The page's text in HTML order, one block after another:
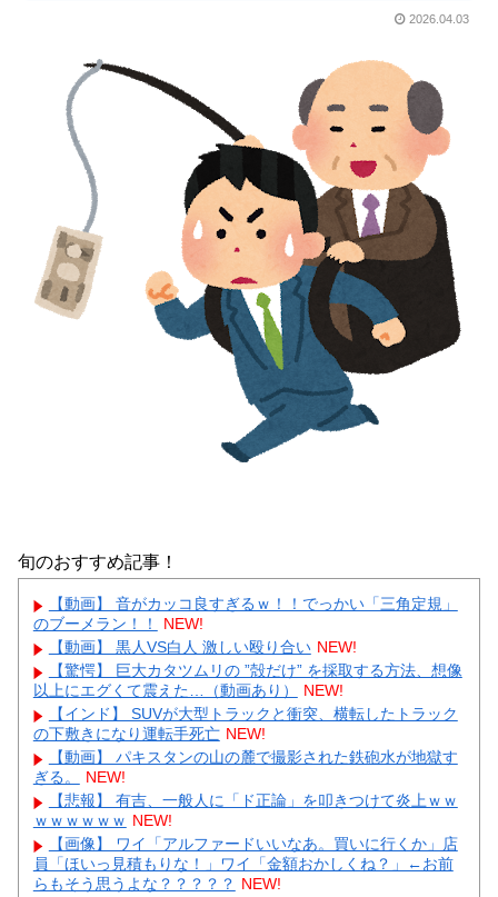
2026.04.03
旬のおすすめ記事！
【動画】 音がカッコ良すぎるｗ！！でっかい「三角定規」
のブーメラン！！
NEW!
【動画】 黒人VS白人 激しい殴り合い NEW!
【驚愕】 巨大カタツムリの ”殻だけ” を採取する方法、想像
以上にエグくて震えた…（動画あり）
NEW!
【インド】 SUVが大型トラックと衝突、横転したトラック
の下敷きになり運転手死亡 NEW!
【動画】 パキスタンの山の麓で撮影された鉄砲水が地獄す
ぎる。
NEW!
【悲報】 有吉、一般人に「ド正論」を叩きつけて炎上ｗｗ
ｗｗｗｗｗｗ NEW!
【画像】 ワイ「アルファードいいなあ。買いに行くか」店
員「ほいっ見積もりな！」ワイ「金額おかしくね？」←お前
らもそう思うよな？？？？？ NEW!